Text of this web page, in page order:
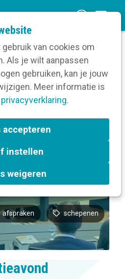
van cookies om
Als je wilt aanpassen
gebruiken, kan je jouw
Meer informatie is
privacyverklaring.
accepteren
instellen
weigeren
n
m
schepenen van
overzicht
afspraken schepenen